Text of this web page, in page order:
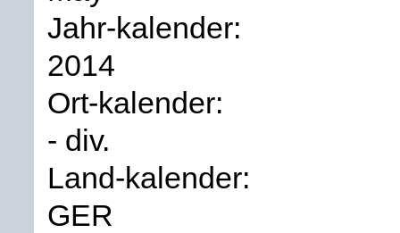
Jahr-kalender:
2014
Ort-kalender:
- div.
Land-kalender:
GER